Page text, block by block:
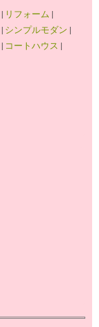
| リフォーム |
| シンプルモダン |
| コートハウス |